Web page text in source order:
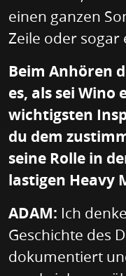
einen ganzen
Zeile oder sogar
Beim Anhören
es, als sei Wino
wichtigsten
du dem
seine Rolle in
lastigen Heavy
ADAM: Ich
Geschichte des
dokumentiert